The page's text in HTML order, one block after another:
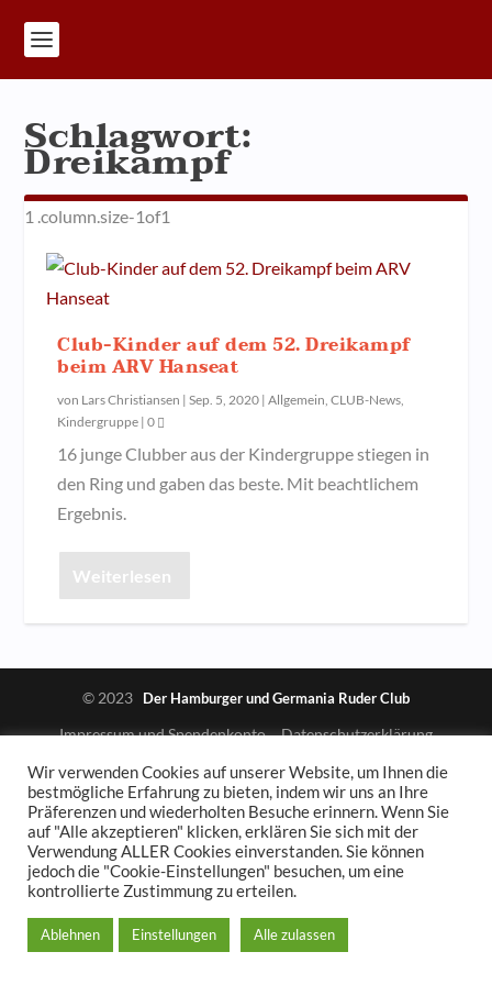
Schlagwort:
Dreikampf
Club-Kinder auf dem 52. Dreikampf
beim ARV Hanseat
von Lars Christiansen |Sep. 5, 2020 |Allgemein,CLUB-News,
Kindergruppe |0
16 junge Clubber aus der Kindergruppe stiegen in
den Ring und gaben das beste. Mit beachtlichem
Ergebnis.
Weiterlesen
© 2023 Der Hamburger und Germania Ruder Club
Impressum und Spendenkonto Datenschutzerklärung
Wir verwenden Cookies auf unserer Website, um Ihnen die
bestmögliche Erfahrung zu bieten, indem wir uns an Ihre
Präferenzen und wiederholten Besuche erinnern. Wenn Sie
auf "Alle akzeptieren" klicken, erklären Sie sich mit der
Verwendung ALLER Cookies einverstanden. Sie können
jedoch die "Cookie-Einstellungen" besuchen, um eine
kontrollierte Zustimmung zu erteilen.
Ablehnen Einstellungen Alle zulassen